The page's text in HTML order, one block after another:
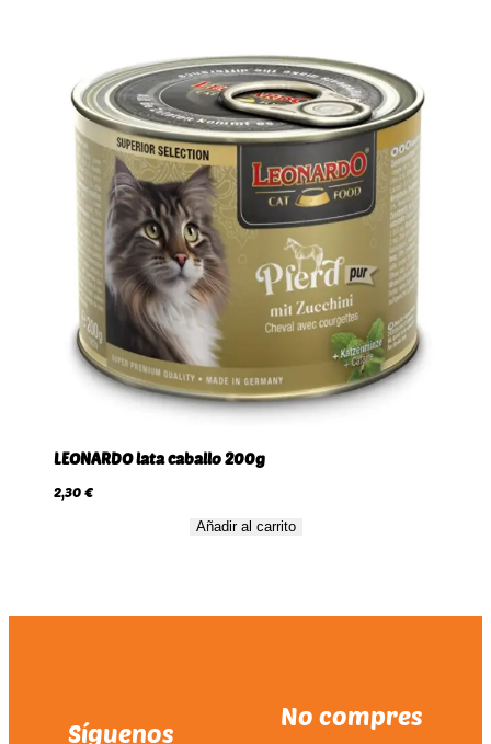
LEONARDO lata caballo 200g
2,30€
Añadir al carrito
Síguenos
No compres